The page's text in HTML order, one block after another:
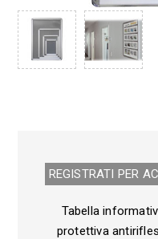
REGISTRATI PER
Tabella
protettiva